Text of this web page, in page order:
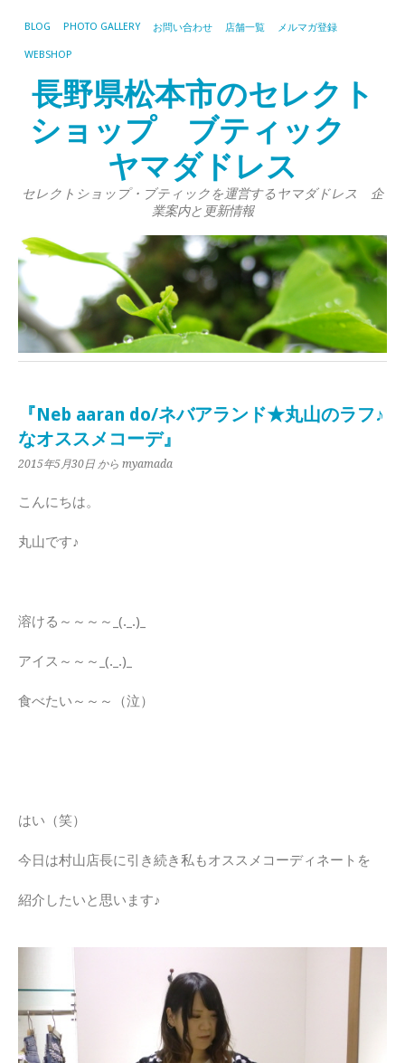
BLOG PHOTO GALLERY お問い合わせ 店舗一覧 メルマガ登録
WEBSHOP
長野県松本市のセレクト
ショップ ブティック
ヤマダドレス
セレクトショップ・ブティックを運営するヤマダドレス 企
業案内と更新情報
『Neb aaran do/ネバアランド★丸山のラフ♪
なオススメコーデ』
2015年5月30日 から myamada
こんにちは。
丸山です♪
溶ける～～～～_(._.)_
アイス～～～_(._.)_
食べたい～～～（泣）
はい（笑）
今日は村山店長に引き続き私もオススメコーディネートを
紹介したいと思います♪